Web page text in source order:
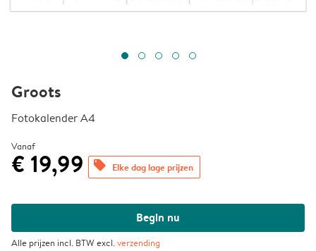
Groots
Fotokalender A4
Vanaf
€ 19,99 offers Elke dag lage prijzen
Begin nu
Alle prijzen incl. BTW excl.verzending